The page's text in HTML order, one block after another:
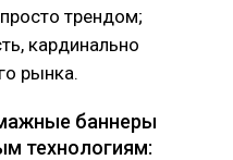
трендом;
кардинально
рынка.
баннеры
технологиям: